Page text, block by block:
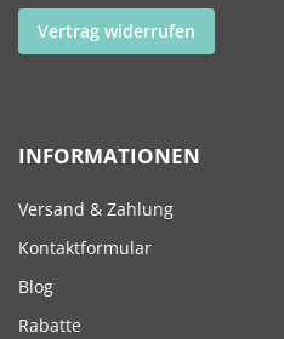
Vertrag widerrufen
INFORMATIONEN
Versand & Zahlung
Kontaktformular
Blog
Rabatte